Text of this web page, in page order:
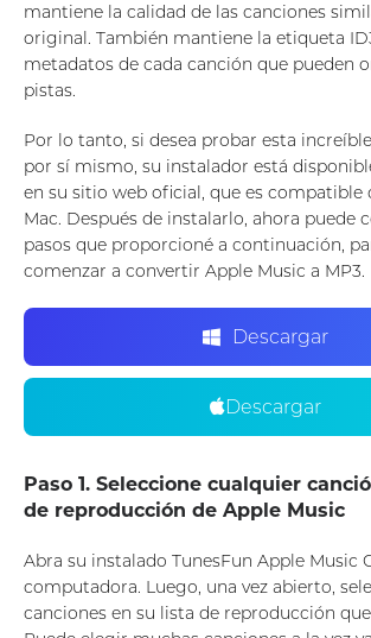
mantiene la calidad de las canciones
original. También mantiene la etiqueta
metadatos de cada canción que pueden
pistas.
Por lo tanto, si desea probar esta
por sí mismo, su instalador está
en su sitio web oficial, que es compatible
Mac. Después de instalarlo, ahora puede
pasos que proporcioné a continuación,
comenzar a convertir Apple Music a MP3.
Descargar
Descargar
Paso 1. Seleccione cualquier
de reproducción de Apple Music
Abra su instalado TunesFun Apple Music
computadora. Luego, una vez abierto,
canciones en su lista de reproducción